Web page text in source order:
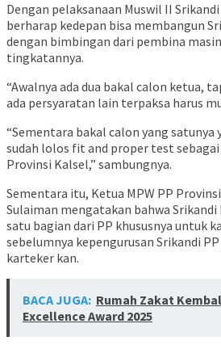
Dengan pelaksanaan Muswil II
berharap kedepan bisa membangun
dengan bimbingan dari pembina
tingkatannya.
“Awalnya ada dua bakal calon ketua,
ada persyaratan lain terpaksa harus
“Sementara bakal calon yang satunya
sudah lolos fit and proper test
Provinsi Kalsel,” sambungnya.
Sementara itu, Ketua MPW PP
Sulaiman mengatakan bahwa
satu bagian dari PP khususnya untuk
sebelumnya kepengurusan Srikandi
karteker kan.
BACA JUGA: Rumah Zakat
Excellence Award 2025